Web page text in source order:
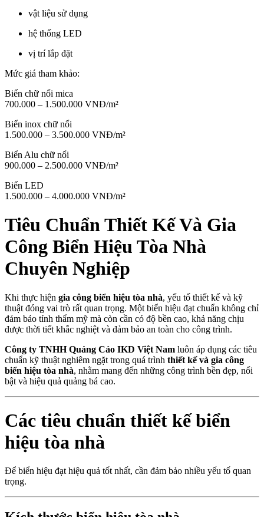
vật liệu sử dụng
hệ thống LED
vị trí lắp đặt
Mức giá tham khảo:
Biển chữ nổi mica
700.000 – 1.500.000 VNĐ/m²
Biển inox chữ nổi
1.500.000 – 3.500.000 VNĐ/m²
Biển Alu chữ nổi
900.000 – 2.500.000 VNĐ/m²
Biển LED
1.500.000 – 4.000.000 VNĐ/m²
Tiêu Chuẩn Thiết Kế Và Gia
Công Biển Hiệu Tòa Nhà
Chuyên Nghiệp
Khi thực hiện gia công biển hiệu tòa nhà, yếu tố thiết kế và kỹ
thuật đóng vai trò rất quan trọng. Một biển hiệu đạt chuẩn không chỉ
đảm bảo tính thẩm mỹ mà còn cần có độ bền cao, khả năng chịu
được thời tiết khắc nghiệt và đảm bảo an toàn cho công trình.
Công ty TNHH Quảng Cáo IKD Việt Nam luôn áp dụng các tiêu
chuẩn kỹ thuật nghiêm ngặt trong quá trình thiết kế và gia công
biển hiệu tòa nhà, nhằm mang đến những công trình bền đẹp, nổi
bật và hiệu quả quảng bá cao.
Các tiêu chuẩn thiết kế biển
hiệu tòa nhà
Để biển hiệu đạt hiệu quả tốt nhất, cần đảm bảo nhiều yếu tố quan
trọng.